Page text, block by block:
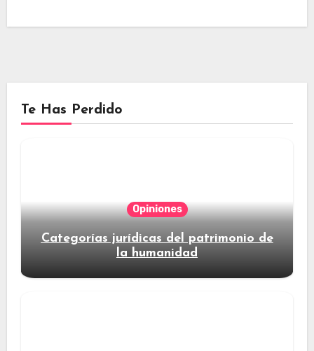
Te Has Perdido
Opiniones
Categorías jurídicas del patrimonio de
la humanidad